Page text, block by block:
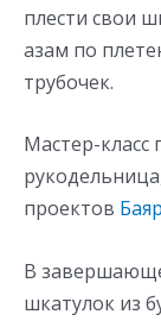
плести свои
азам по
трубочек.
Мастер-класс
проектов
В
шкатулок из